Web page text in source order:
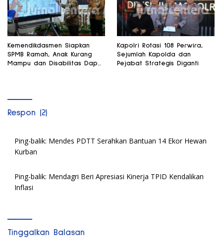
Kemendikdasmen Siapkan
SPMB Ramah, Anak Kurang
Mampu dan Disabilitas Dapat
Kapolri Rotasi 108 Perwira,
Sejumlah Kapolda dan
Pejabat Strategis Diganti
Respon (2)
Ping-balik: Mendes PDTT Serahkan Bantuan 14 Ekor Hewan
Kurban
Ping-balik: Mendagri Beri Apresiasi Kinerja TPID Kendalikan
Inflasi
Tinggalkan Balasan